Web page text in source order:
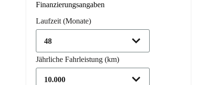
Finanzierungsangaben
Laufzeit (Monate)
Jährliche Fahrleistung (km)